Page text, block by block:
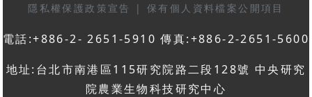
隱私權保護政策宣告 | 保有個人資料檔案公開項目
電話:+886-2- 2651-5910 傳真:+886-2-2651-5600
地址:台北市南港區115研究院路二段128號 中央研究
院農業生物科技研究中心